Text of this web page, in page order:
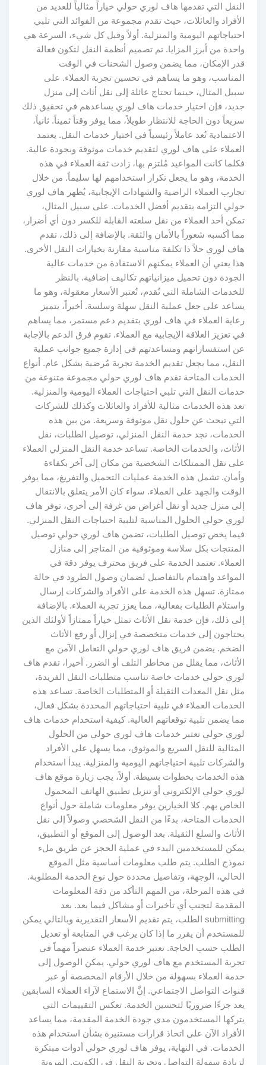
النقل التي تقدمها هاف لوري حولي خياراً مثالياً للعديد من
الأفراد والعائلات، حيث تقدم مجموعة من الفوائد التي تلبي
احتياجاتهم اليومية والمنزلية. أولاً وقبل كل شيء، السرعة هي
واحدة من أبرز المزايا. تم تصميم أنظمة النقل لتكون فعالة
قدر الإمكان، مما يضمن وصول الشحنات في الوقت
المناسب، وهو ما يساهم في تحسين تجربة العملاء. على
سبيل المثال، حينما تحتاج عائلة إلى نقل أثاث إلى منزل
جديد، فإن اختيار خدمات هاف لوري يساعدهم في تحقيق ذلك
سريعاً دون الحاجة للانتظار طويلاً، مما يوفر وقتاً ثميناً. ثانياً،
الاعتمادية تُعد عاملاً رئيسياً في اختيار خدمات النقل. يعتمد
العملاء على هاف لوري لتقديم خدمات موثوقة وبجودة عالية.
فكلما كانت المواعيد مُلتزم بها، زادت ثقة العملاء في هذه
الخدمة، وهو ما يجعل تكرار استخدامهم لها سليماً. من خلال
تجارب العملاء الراضية والشهادات الإيجابية، يُظهر هاف لوري
حولي التزامه بتقديم أفضل الخدمات. على سبيل المثال،
تمكن أحد العملاء من نقل سلعته القابلة للكسر دون أي أضرار،
مما أكسبه شعوراً بالأمان والثقة. بالإضافة إلى ذلك، تقدم
هاف لوري حلاً ذا تكلفة مناسبة مقارنة بخيارات النقل الأخرى.
هذا يعني أن العملاء يمكنهم الاستفادة من خدمات عالية
الجودة دون تحميل ميزانياتهم تكاليف إضافية. بالنظر
للخدمات الشاملة التي تُقدم، تُعتبر الأسعار معقولة، وهو ما
يساعد على جعل عملية النقل سهلة وسلسة. أخيراً، يتميز
رعاية العملاء في هاف لوري بتقديم دعم مستمر، مما يساهم
في تعزيز العلاقة الإيجابية مع العملاء. تقوم فرق الدعم بالإجابة
عن استفساراتهم ومساعدتهم في إدارة جميع جوانب عملية
النقل، مما يجعل تقديم الخدمة تجربة مُرضية بشكل عام. أنواع
الخدمات المتاحة تقدم هاف لوري حولي مجموعة متنوعة من
خدمات النقل التي تلبي احتياجات العملاء اليومية والمنزلية.
تعد هذه الخدمات مثالية للأفراد والعائلات وكذلك للشركات
التي تبحث عن حلول نقل موثوقة وسريعة. من بين هذه
الخدمات، نجد خدمة النقل المنزلي، توصيل الطلبات، نقل
الأثاث، والخدمات الخاصة. تساعد خدمة النقل المنزلي العملاء
على نقل الممتلكات الشخصية من مكان إلى آخر بكفاءة
وأمان. تشمل هذه الخدمة عمليات التحميل والتفريغ، مما يوفر
الوقت والجهد على العملاء. سواء كان الأمر يتعلق بالانتقال
إلى منزل جديد أو نقل أغراض من غرفة إلى أخرى، توفر هاف
لوري حولي الحلول المناسبة لتلبية احتياجات النقل المنزلي.
فيما يخص توصيل الطلبات، تضمن هاف لوري حولي توصيل
المنتجات بكل سلاسة وموثوقية من المتاجر إلى منازل
العملاء. تعتمد الخدمة على فريق محترف يوفر دقة في
المواعد واهتمام بالتفاصيل لضمان وصول الطرود في حالة
ممتازة. تسهل هذه الخدمة على الأفراد والشركات إرسال
واستلام الطلبات بفعالية، مما يعزز تجربة العملاء. بالإضافة
إلى ذلك، فإن خدمة نقل الأثاث تمثل خياراً ممتازاً لأولئك الذين
يحتاجون إلى خدمات متخصصة في إنزال أو رفع الأثاث
الضخم. يضمن فريق هاف لوري حولي التعامل الآمن مع
الأثاث، مما يقلل من مخاطر التلف أو الضرر. أخيرا، تقدم هاف
لوري حولي خدمات خاصة تناسب متطلبات النقل الفريدة،
مثل نقل المعدات الثقيلة أو المتطلبات الخاصة. تساعد هذه
الخدمات العملاء في تلبية احتياجاتهم المحددة بشكل فعال،
مما يضمن تلبية توقعاتهم العالية. كيفية استخدام خدمات هاف
لوري حولي تعتبر خدمات هاف لوري حولي من الحلول
المثالية للنقل السريع والموثوق، مما يسهل على الأفراد
والشركات تلبية احتياجاتهم اليومية والمنزلية. يبدأ استخدام
هذه الخدمات بخطوات بسيطة. أولاً، يجب زيارة موقع هاف
لوري حولي الإلكتروني أو تنزيل تطبيق الهاتف المحمول
الخاص بهم. كلا الخيارين يوفر معلومات شاملة حول أنواع
الخدمات المتاحة، بدءًا من النقل الشخصي وصولاً إلى نقل
الأثاث والسلع الثقيلة. بعد الوصول إلى الموقع أو التطبيق،
يمكن للمستخدمين البدء في عملية الحجز عن طريق ملء
نموذج الطلب. يتم طلب معلومات أساسية مثل الموقع
الحالي، الوجهة، وتفاصيل محددة حول نوع الخدمة المطلوبة.
في هذه المرحلة، من المهم التأكد من دقة المعلومات
المقدمة لتجنب أي تأخيرات أو مشاكل فيما بعد. بعد
submitting الطلب، يتم تقديم الأسعار التقديرية وبالتالي يمكن
للمستخدم أن يقرر ما إذا كان يرغب في المتابعة أو تعديل
الطلب حسب الحاجة. تعتبر خدمة العملاء عنصراً مهماً في
تجربة المستخدم مع هاف لوري حولي. يمكن الوصول إلى
خدمة العملاء بسهولة من خلال الأرقام المخصصة أو عبر
قنوات التواصل الاجتماعي. إنَّ الاستماع لآراء العملاء السابقين
يعد جزءًا ضروريًا لتحسين الخدمة. تعكس التقييمات التي
يتركها المستخدمون مدى جودة الخدمة المقدمة، مما يساعد
الأفراد الآن على اتخاذ قرارات مستنيرة بشأن استخدام هذه
الخدمات. في النهاية، يوفر هاف لوري حولي أدوات مبتكرة
لزيادة سهولة التواصل وتجربة النقل في الكويت. المرونة